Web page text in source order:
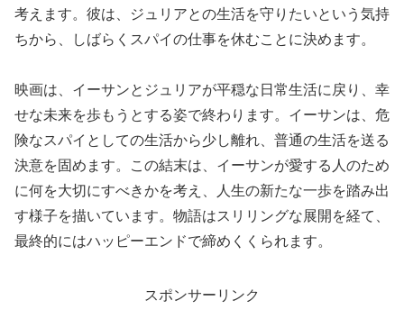
考えます。彼は、ジュリアとの生活を守りたいという気持
ちから、しばらくスパイの仕事を休むことに決めます。
映画は、イーサンとジュリアが平穏な日常生活に戻り、幸
せな未来を歩もうとする姿で終わります。イーサンは、危
険なスパイとしての生活から少し離れ、普通の生活を送る
決意を固めます。この結末は、イーサンが愛する人のため
に何を大切にすべきかを考え、人生の新たな一歩を踏み出
す様子を描いています。物語はスリリングな展開を経て、
最終的にはハッピーエンドで締めくくられます。
スポンサーリンク